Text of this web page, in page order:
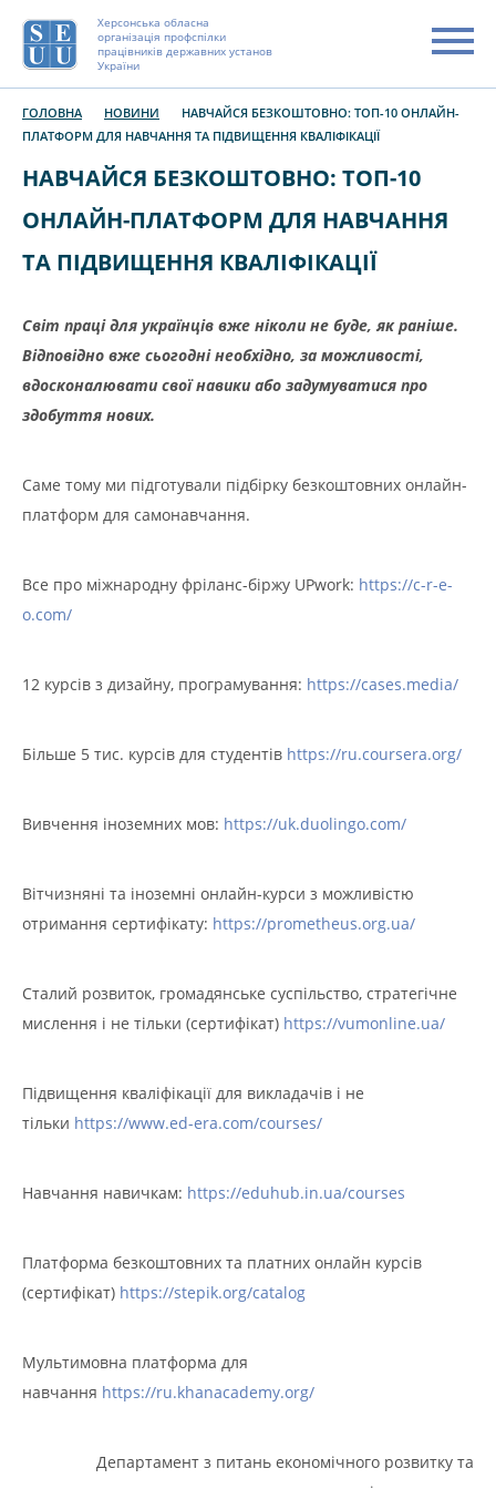
Херсонська обласна
організація профспілки
працівників державних установ
України
ГОЛОВНА НОВИНИ
НАВЧАЙСЯ БЕЗКОШТОВНО: ТОП-10 ОНЛАЙН-
ПЛАТФОРМ ДЛЯ НАВЧАННЯ ТА ПІДВИЩЕННЯ КВАЛІФІКАЦІЇ
НАВЧАЙСЯ БЕЗКОШТОВНО: ТОП-10
ОНЛАЙН-ПЛАТФОРМ ДЛЯ НАВЧАННЯ
ТА ПІДВИЩЕННЯ КВАЛІФІКАЦІЇ
Світ праці для українців вже ніколи не буде, як раніше.
Відповідно вже сьогодні необхідно, за можливості,
вдосконалювати свої навики або задумуватися про
здобуття нових.
Саме тому ми підготували підбірку безкоштовних онлайн-
платформ для самонавчання.
Все про міжнародну фріланс-біржу UPwork: https://c-r-e-
o.com/
12 курсів з дизайну, програмування: https://cases.media/
Більше 5 тис. курсів для студентів https://ru.coursera.org/
Вивчення іноземних мов: https://uk.duolingo.com/
Вітчизняні та іноземні онлайн-курси з можливістю
отримання сертифікату: https://prometheus.org.ua/
Сталий розвиток, громадянське суспільство, стратегічне
мислення і не тільки (сертифікат) https://vumonline.ua/
Підвищення кваліфікації для викладачів і не
тільки https://www.ed-era.com/courses/
Навчання навичкам: https://eduhub.in.ua/courses
Платформа безкоштовних та платних онлайн курсів
(сертифікат) https://stepik.org/catalog
Мультимовна платформа для
навчання https://ru.khanacademy.org/
Департамент з питань економічного розвитку та